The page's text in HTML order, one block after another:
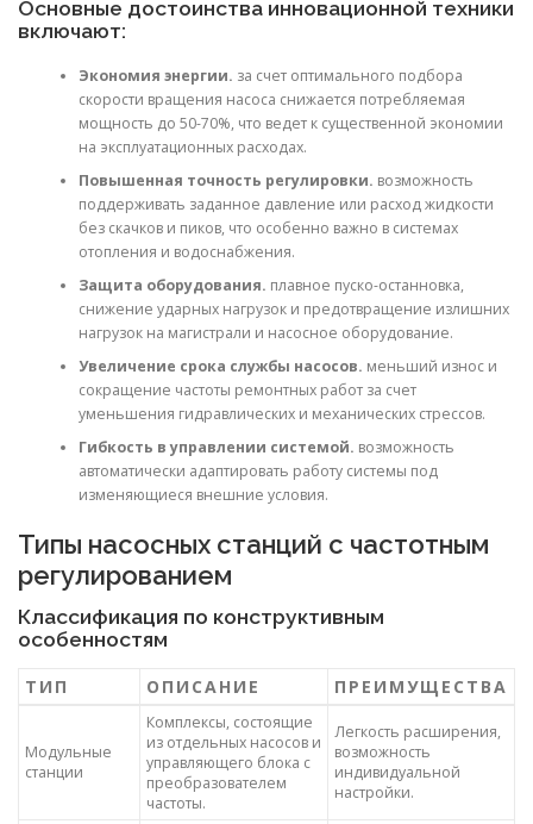
Основные достоинства инновационной техники
включают:
Экономия энергии. за счет оптимального подбора
скорости вращения насоса снижается потребляемая
мощность до 50-70%, что ведет к существенной экономии
на эксплуатационных расходах.
Повышенная точность регулировки. возможность
поддерживать заданное давление или расход жидкости
без скачков и пиков, что особенно важно в системах
отопления и водоснабжения.
Защита оборудования. плавное пуско-останновка,
снижение ударных нагрузок и предотвращение излишних
нагрузок на магистрали и насосное оборудование.
Увеличение срока службы насосов. меньший износ и
сокращение частоты ремонтных работ за счет
уменьшения гидравлических и механических стрессов.
Гибкость в управлении системой. возможность
автоматически адаптировать работу системы под
изменяющиеся внешние условия.
Типы насосных станций с частотным
регулированием
Классификация по конструктивным
особенностям
ТИП ОПИСАНИЕ ПРЕИМУЩЕСТВА
Модульные
станции
Комплексы, состоящие
из отдельных насосов и
управляющего блока с
преобразователем
частоты.
Легкость расширения,
возможность
индивидуальной
настройки.